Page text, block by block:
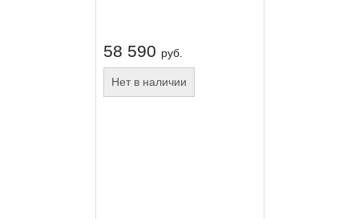
58 590 руб.
Нет в наличии